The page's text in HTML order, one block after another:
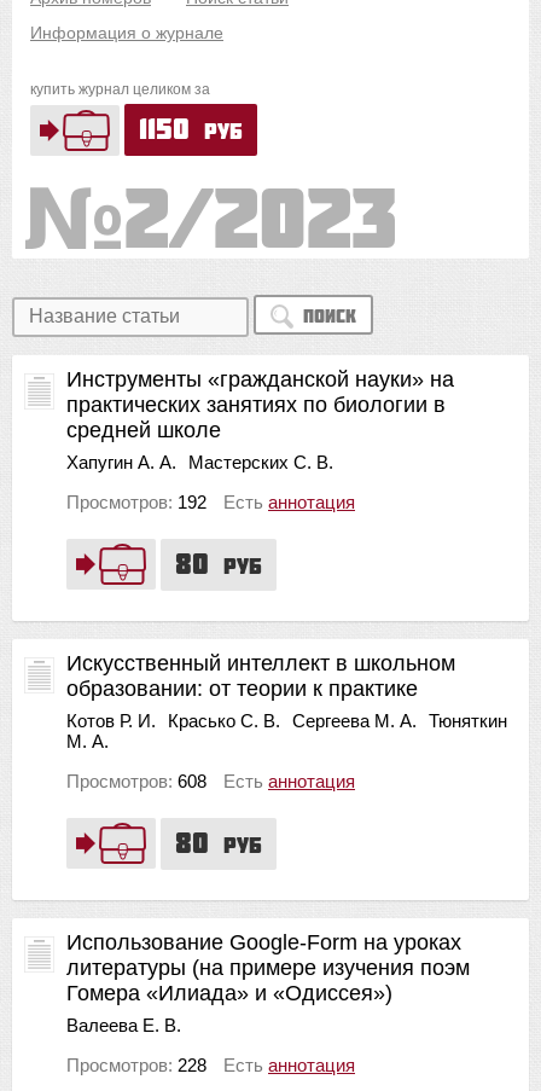
Информация о журнале
купить журнал целиком за
1150 руб
2/2023
Поиск
80 руб
Инструменты «гражданской науки» на
практических занятиях по биологии в
средней школе
Хапугин А. А.
Мастерских С. В.
Просмотров: 192 Есть аннотация
80 руб
Искусственный интеллект в школьном
образовании: от теории к практике
Котов Р. И. Красько С. В. Сергеева М. А.
Тюняткин
М. А.
Просмотров: 608 Есть аннотация
Использование Google-Form на уроках
литературы (на примере изучения поэм
Гомера «Илиада» и «Одиссея»)
Валеева Е. В.
Просмотров: 228 Есть аннотация